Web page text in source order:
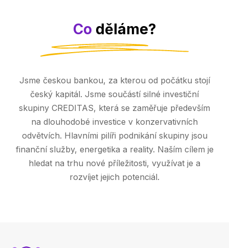
Co děláme?
Jsme českou bankou, za kterou od počátku stojí
český kapitál. Jsme součástí silné investiční
skupiny CREDITAS, která se zaměřuje především
na dlouhodobé investice v konzervativních
odvětvích. Hlavními pilíři podnikání skupiny jsou
finanční služby, energetika a reality. Naším cílem je
hledat na trhu nové příležitosti, využívat je a
rozvíjet jejich potenciál.